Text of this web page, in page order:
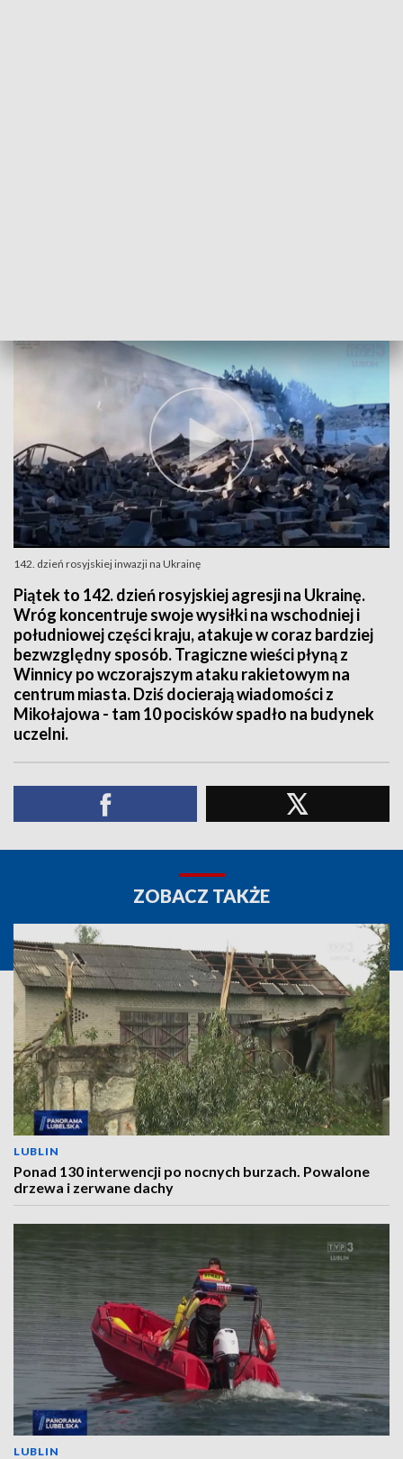
142. dzień rosyjskiej inwazji na Ukrainę
Piątek to 142. dzień rosyjskiej agresji na Ukrainę.
Wróg koncentruje swoje wysiłki na wschodniej i
południowej części kraju, atakuje w coraz bardziej
bezwzględny sposób. Tragiczne wieści płyną z
Winnicy po wczorajszym ataku rakietowym na
centrum miasta. Dziś docierają wiadomości z
Mikołajowa - tam 10 pocisków spadło na budynek
uczelni.
ZOBACZ TAKŻE
LUBLIN
Ponad 130 interwencji po nocnych burzach. Powalone
drzewa i zerwane dachy
LUBLIN